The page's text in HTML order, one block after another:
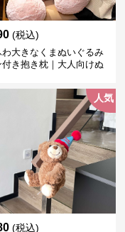
(税込)
わ大きなくまぬいぐるみ
付き抱き枕｜大人向けぬ
フトに人気
人気
(税込)